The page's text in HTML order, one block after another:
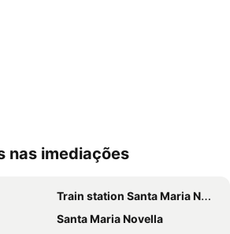
nas imediações
Train station Santa Maria Novella
Santa Maria Novella